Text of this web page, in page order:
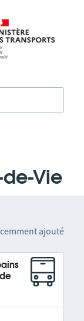
Vie
ajouté